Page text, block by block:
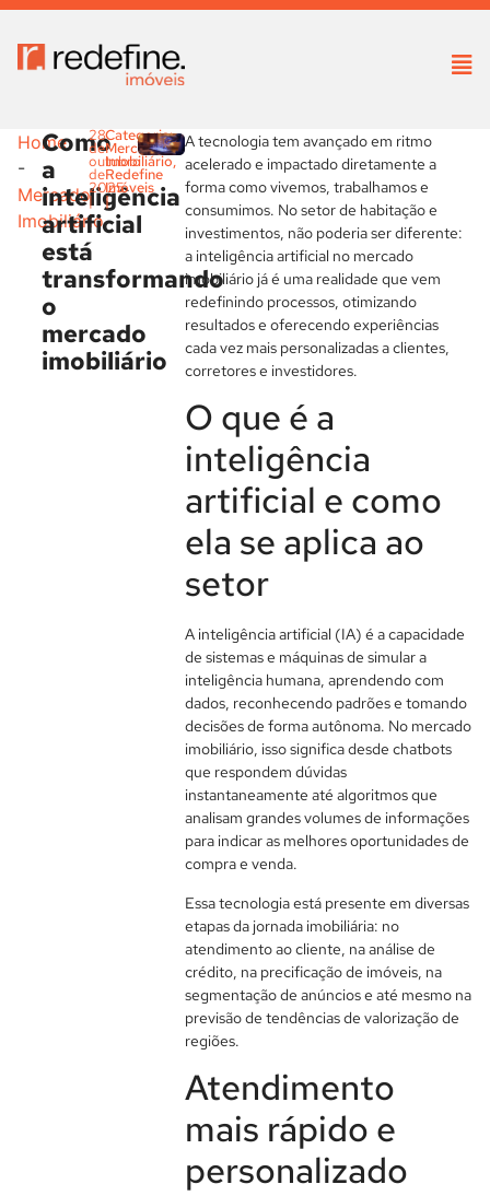
Home
-
Mercado
Imobiliário
Como
a
inteligência
artificial
está
transformando
o
mercado
imobiliário
28
de
outubro
de
2025
|
Categoria:
Mercado
Imobiliário,
Redefine
Imóveis
|
A tecnologia tem avançado em ritmo
acelerado e impactado diretamente a
forma como vivemos, trabalhamos e
consumimos. No setor de habitação e
investimentos, não poderia ser diferente:
a inteligência artificial no mercado
imobiliário já é uma realidade que vem
redefinindo processos, otimizando
resultados e oferecendo experiências
cada vez mais personalizadas a clientes,
corretores e investidores.
O que é a
inteligência
artificial e como
ela se aplica ao
setor
A inteligência artificial (IA) é a capacidade
de sistemas e máquinas de simular a
inteligência humana, aprendendo com
dados, reconhecendo padrões e tomando
decisões de forma autônoma. No mercado
imobiliário, isso significa desde chatbots
que respondem dúvidas
instantaneamente até algoritmos que
analisam grandes volumes de informações
para indicar as melhores oportunidades de
compra e venda.
Essa tecnologia está presente em diversas
etapas da jornada imobiliária: no
atendimento ao cliente, na análise de
crédito, na precificação de imóveis, na
segmentação de anúncios e até mesmo na
previsão de tendências de valorização de
regiões.
Atendimento
mais rápido e
personalizado